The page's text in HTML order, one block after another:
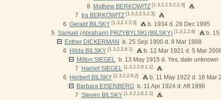
8 Mathew BERKOWITZ [1.3.2.2.5.2.2.3]
7 Ira BERKOWITZ [1.3.2.2.5.2.3]
6 Gerald BILSKY [1.3.2.2.5.3]
b. 1934 d. 28 Dec 1995
5 Samuel (Abraham) PRZYBYLSKI (BILSKY) [1.3.2.2.6]
b.
Esther DICKERMAN
b. 25 Sep 1900 d. 8 Mar 1988
6
Hilda BILSKY [1.3.2.2.6.1]
b. 12 Mar 1921 d. 5 Mar
Milton SIEGEL b. 13 May 1915 d. Yes, date unknown
7
Harriet SIEGEL [1.3.2.2.6.1.1]
6 Herbert BILSKY [1.3.2.2.6.2]
b. 11 May 1922 d. 16 Mar
Barbara EISENBERG b. 11 Apr 1924 d. Aft 1996
7 Steven BILSKY [1.3.2.2.6.2.1]